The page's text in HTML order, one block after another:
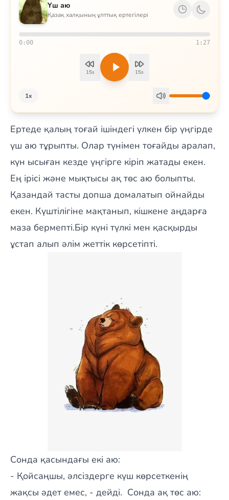
Үш аю
Қазақ халқының ұлттық ертегілері
0:00 1:27
15s 15s
1x
Ертеде қалың тоғай ішіндегі үлкен бір үңгірде
үш аю тұрыпты. Олар түнімен тоғайды аралап,
күн ысыған кезде үңгірге кіріп жатады екен.
Ең ірісі және мықтысы ақ төс аю болыпты.
Қазандай тасты допша домалатып ойнайды
екен. Күштілігіне мақтанып, кішкене аңдарға
маза бермепті.Бір күні түлкі мен қасқырды
ұстап алып әлім жеттік көрсетіпті.
Сонда қасындағы екі аю:
- Қойсаңшы, әлсіздерге күш көрсеткенің
жақсы әдет емес, - дейді. Сонда ақ төс аю: